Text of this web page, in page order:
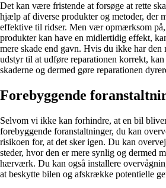
Det kan være fristende at forsøge at rette
hjælp af diverse produkter og metoder, der
effektive til ridser. Men vær opmærksom på,
produkter kan have en midlertidig effekt,
mere skade end gavn. Hvis du ikke har
udstyr til at udføre reparationen korrekt,
skaderne og dermed gøre reparationen
Forebyggende
Selvom vi ikke kan forhindre, at en bil
forebyggende foranstaltninger, du kan
risikoen for, at det sker igen. Du kan
steder, hvor den er mere synlig og dermed
hærværk. Du kan også installere
at beskytte bilen og afskrække potentielle